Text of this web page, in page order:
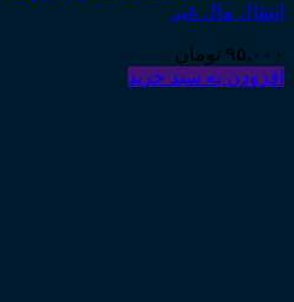
انتقال مال غیر
۹۵,۰۰۰ تومان
افزودن به سبد خرید